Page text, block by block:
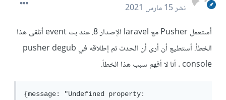
نشر15 مارس 2021
أستعمل Pusher مع laravel الإصدار 8. عند بث event أتلقى هذا
الخطأ. أستطيع أن أرى أن الحدث تم إطلاقه في pusher degub
console . أنا لا أفهم سبب هذا الخطأ.
{message: "Undefined property: